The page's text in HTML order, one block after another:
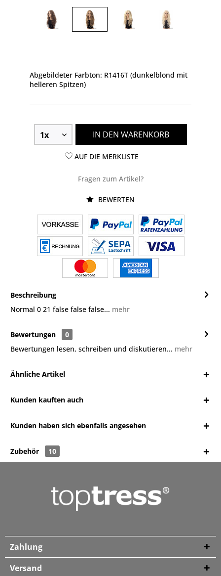
Abgebildeter Farbton: R1416T (dunkelblond mit
helleren Spitzen)
IN DEN WARENKORB
AUF DIE MERKLISTE
Fragen zum Artikel?
BEWERTEN
Beschreibung
Normal 0 21 false false false... mehr
Bewertungen
0
Bewertungen lesen, schreiben und diskutieren... mehr
Ähnliche Artikel
Kunden kauften auch
Kunden haben sich ebenfalls angesehen
Zubehör 10
Zahlung
Versand